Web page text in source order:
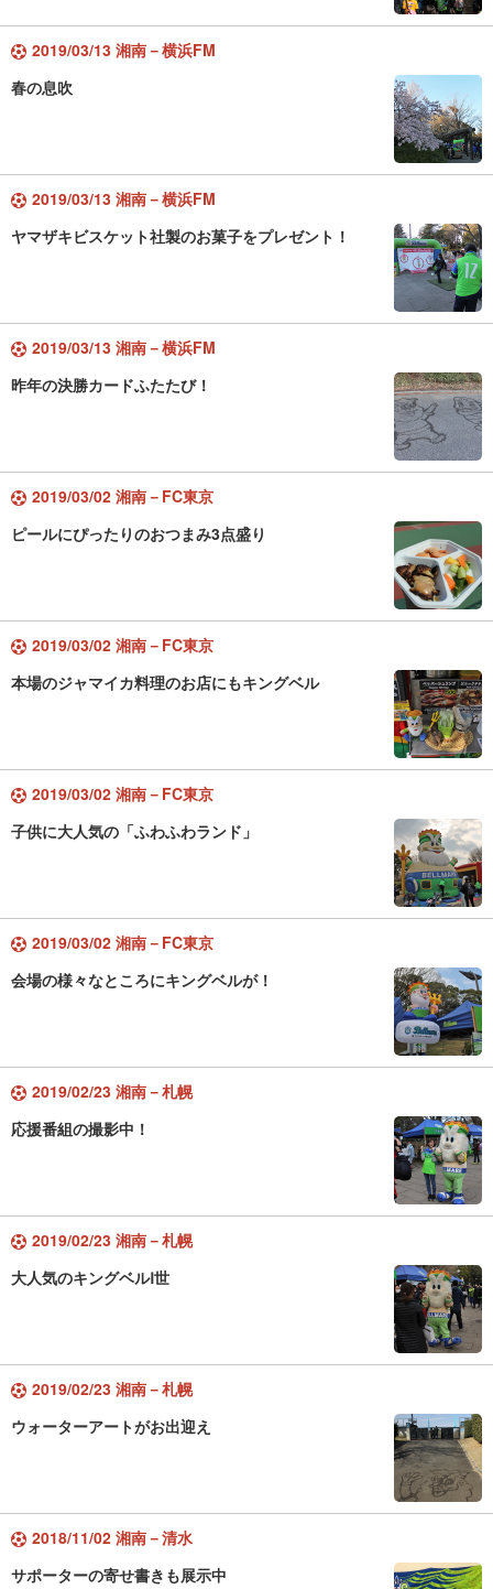
2019/03/13 湘南－横浜FM
春の息吹
2019/03/13 湘南－横浜FM
ヤマザキビスケット社製のお菓子をプレゼント！
2019/03/13 湘南－横浜FM
昨年の決勝カードふたたび！
2019/03/02 湘南－FC東京
ピールにぴったりのおつまみ3点盛り
2019/03/02 湘南－FC東京
本場のジャマイカ料理のお店にもキングベル
2019/03/02 湘南－FC東京
子供に大人気の「ふわふわランド」
2019/03/02 湘南－FC東京
会場の様々なところにキングベルが！
2019/02/23 湘南－札幌
応援番組の撮影中！
2019/02/23 湘南－札幌
大人気のキングベルⅠ世
2019/02/23 湘南－札幌
ウォーターアートがお出迎え
2018/11/02 湘南－清水
サポーターの寄せ書きも展示中